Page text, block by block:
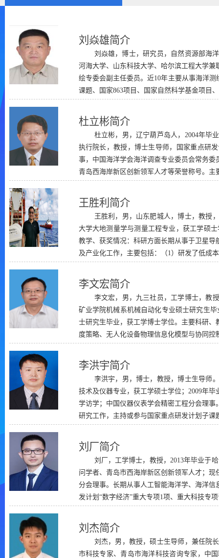
刘焱雄简介
刘焱雄，博士，研究员，自然资源部海
河海大学、山东科技大学、哈尔滨工程大学
绘专委会副主任委员。近10年主要从事海洋
课题、国家863项目、国家自然科学基金项目
杜立彬简介
杜立彬，男，辽宁葫芦岛人，2004年毕
执行院长，教授，博士生导师，国家重点研
事，中国海洋学会海洋调查专业委员会常务
青岛西海岸新区创新领军人才等荣誉称号。主
王胜利简介
王胜利，男，山东肥城人，博士，教授
大学大地测量学与测量工程专业，获工学硕
教学、获奖情况：科研方面长期从事于卫星
及产业化工作，主要包括：（1）研发了低成
李文宏简介
李文宏，男，九三社员，工学博士，教
矿业学院机械系机械自动化专业硕士研究生
士研究生毕业，获工学博士学位。主要科研
度策略、无人化设备物理信息化模型与协同控
李洪宇简介
李洪宇，男，博士，教授，博士生导师
技术及仪器专业，获工学硕士学位；2009年
学访学；中国仪器仪表学会精密工程分会理
研究工作，主持或参与国家重点研发计划子课
刘厂简介
刘厂，工学博士，教授，2013年毕业于
问学者、青岛市西海岸新区创新领军人才；
分会理事。长期从事人工智能海洋学、海洋
发计划“数字经济”重大专项1项、重大科技专
刘杰简介
刘杰，男，教授，硕士生导师，兼任院
市科技专家、青岛市海洋科技咨询专家，中